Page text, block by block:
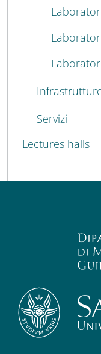
Servizi
Lectures halls